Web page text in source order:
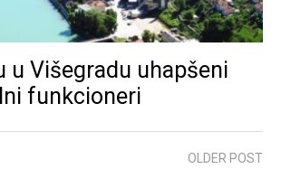
u Višegradu uhapšeni
funkcioneri
OLDER POST